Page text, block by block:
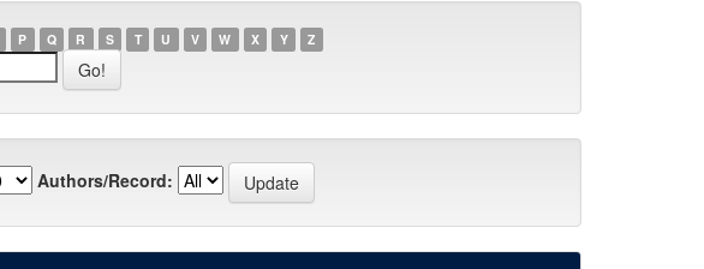
P Q R S T U V W X Y Z
Authors/Record: